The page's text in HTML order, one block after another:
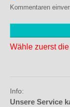
Kommentaren
Wähle zuerst
Info:
Unsere Service